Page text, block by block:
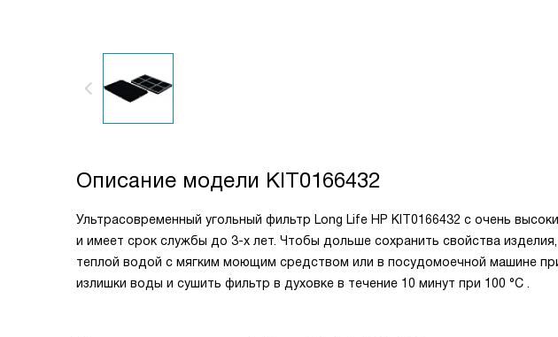
Описание модели KIT0166432
Ультрасовременный угольный фильтр Long Life HP KIT0166432 с очень
и имеет срок службы до 3-х лет. Чтобы дольше сохранить свойства
теплой водой с мягким моющим средством или в посудомоечной машине
излишки воды и сушить фильтр в духовке в течение 10 минут при 100 °C .